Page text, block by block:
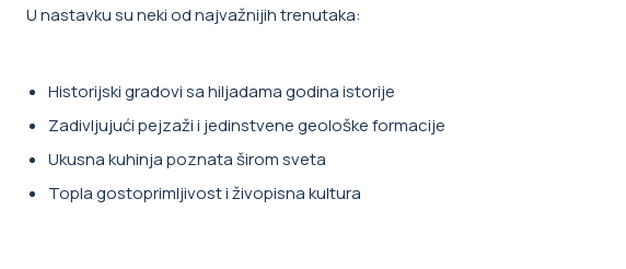
U nastavku su neki od najvažnijih trenutaka:
Historijski gradovi sa hiljadama godina istorije
Zadivljujući pejzaži i jedinstvene geološke formacije
Ukusna kuhinja poznata širom sveta
Topla gostoprimljivost i živopisna kultura